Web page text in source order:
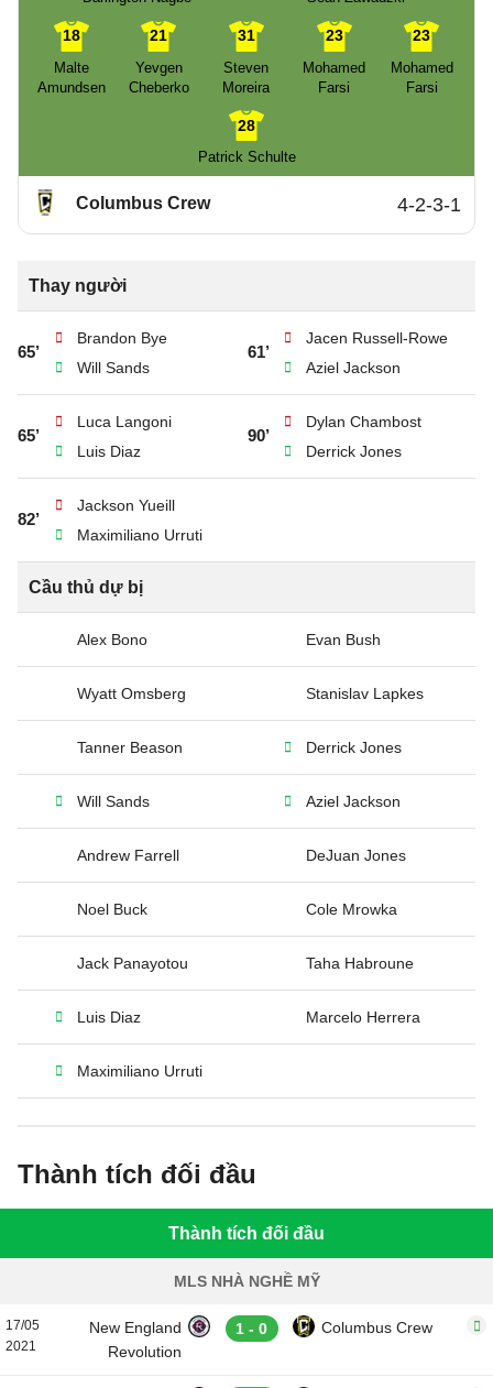
18
Malte
Amundsen
21
Yevgen
Cheberko
31
Steven
Moreira
23
Mohamed
Farsi
23
Mohamed
Farsi
28
Patrick Schulte
Columbus Crew 4-2-3-1
Thay người
65’
Brandon Bye
Will Sands
61’
Jacen Russell-Rowe
Aziel Jackson
65’
Luca Langoni
Luis Diaz
90’
Dylan Chambost
Derrick Jones
82’
Jackson Yueill
Maximiliano Urruti
Cầu thủ dự bị
Alex Bono Evan Bush
Wyatt Omsberg Stanislav Lapkes
Tanner Beason Derrick Jones
Will Sands Aziel Jackson
Andrew Farrell DeJuan Jones
Noel Buck Cole Mrowka
Jack Panayotou Taha Habroune
Luis Diaz Marcelo Herrera
Maximiliano Urruti
Thành tích đối đầu
Thành tích đối đầu
MLS NHÀ NGHỀ MỸ
17/05
2021
New England
Revolution
1 - 0 Columbus Crew